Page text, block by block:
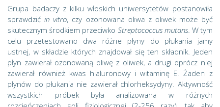
Grupa badaczy z kilku włoskich uniwersytetów postanowiła
sprawdzić in vitro, czy ozonowana oliwa z oliwek może być
skutecznym środkiem przeciwko Streptococcus mutans. W tym
celu przetestowano dwa różne płyny do płukania jamy
ustnej, w składzie których znajdował się ten składnik. Jeden
płyn zawierał ozonowaną oliwę z oliwek, a drugi oprócz niej
zawierał również kwas hialuronowy i witaminę E. Żaden z
płynów do płukania nie zawierał chlorheksydyny. Aktywność
wszystkich próbek była analizowana w różnych